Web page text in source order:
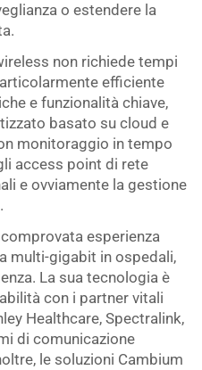
o estendere la
non richiede tempi
efficiente
e funzionalità chiave,
basato su cloud e
monitoraggio in tempo
access point di rete
e ovviamente la gestione
esperienza
multi-gigabit in ospedali,
La sua tecnologia è
con i partner vitali
Healthcare, Spectralink,
di comunicazione
le soluzioni Cambium